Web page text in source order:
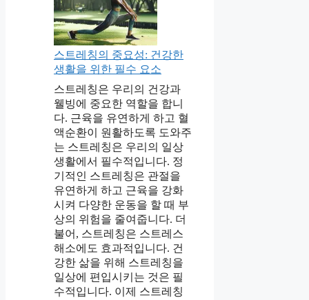
스트레칭의 중요성: 건강한
생활을 위한 필수 요소
스트레칭은 우리의 건강과
웰빙에 중요한 역할을 합니
다. 근육을 유연하게 하고 혈
액순환이 원활하도록 도와주
는 스트레칭은 우리의 일상
생활에서 필수적입니다. 정
기적인 스트레칭은 관절을
유연하게 하고 근육을 강화
시켜 다양한 운동을 할 때 부
상의 위험을 줄여줍니다. 더
불어, 스트레칭은 스트레스
해소에도 효과적입니다. 건
강한 삶을 위해 스트레칭을
일상에 편입시키는 것은 필
수적입니다. 이제 스트레칭